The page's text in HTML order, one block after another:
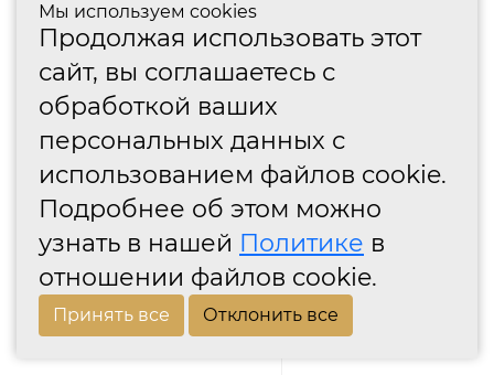
Мы используем cookies
Продолжая использовать этот
сайт, вы соглашаетесь с
обработкой ваших
персональных данных с
использованием файлов cookie.
Подробнее об этом можно
узнать в нашей Политике в
отношении файлов cookie.
Принять все Отклонить все